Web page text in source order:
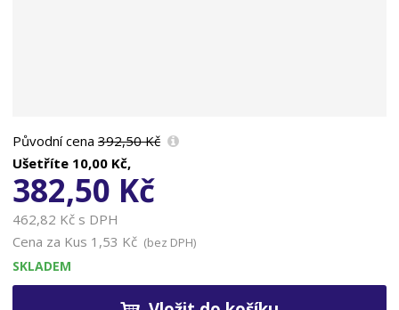
Původní cena392,50 Kč
Ušetříte 10,00 Kč,
382,50 Kč
462,82 Kč s DPH
Cena za Kus 1,53 Kč (bez DPH)
SKLADEM